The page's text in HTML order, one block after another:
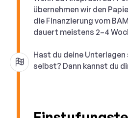
übernehmen wir den
die Finanzierung vom
dauert meistens 2–4
Hast du deine
selbst? Dann kannst du